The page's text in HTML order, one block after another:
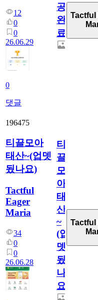
12
0
0
26.06.29
0
댓글
공
완
료
Tactful
196475
티끌모아
태산~(업뎃
됬나요)
Tactful
Eager
Maria
34
0
0
26.06.28
티
끌
모
아
태
산
~
(업
뎃
됬
나
요)
Tactful